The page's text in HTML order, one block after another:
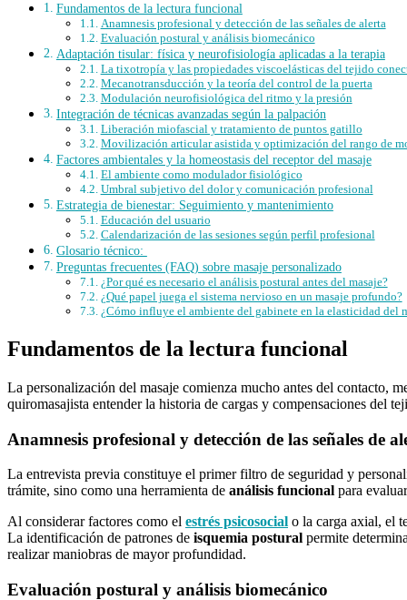
Fundamentos de la lectura funcional
Anamnesis profesional y detección de las señales de alerta
Evaluación postural y análisis biomecánico
Adaptación tisular: física y neurofisiología aplicadas a la terapia
La tixotropía y las propiedades viscoelásticas del tejido
Mecanotransducción y la teoría del control de la puerta
Modulación neurofisiológica del ritmo y la presión
Integración de técnicas avanzadas según la palpación
Liberación miofascial y tratamiento de puntos gatillo
Movilización articular asistida y optimización del rango de
Factores ambientales y la homeostasis del receptor del masaje
El ambiente como modulador fisiológico
Umbral subjetivo del dolor y comunicación profesional
Estrategia de bienestar: Seguimiento y mantenimiento
Educación del usuario
Calendarización de las sesiones según perfil profesional
Glosario técnico:
Preguntas frecuentes (FAQ) sobre masaje personalizado
¿Por qué es necesario el análisis postural antes del masaje?
¿Qué papel juega el sistema nervioso en un masaje profundo?
¿Cómo influye el ambiente del gabinete en la elasticidad del
Fundamentos de la lectura funcional
La personalización del masaje comienza mucho antes del contacto,
quiromasajista entender la historia de cargas y compensaciones del
Anamnesis profesional y detección de las señales de
La entrevista previa constituye el primer filtro de seguridad y
trámite, sino como una herramienta de análisis funcional para
Al considerar factores como el estrés psicosocial o la carga axial, el
La identificación de patrones de isquemia postural permite
realizar maniobras de mayor profundidad.
Evaluación postural y análisis biomecánico